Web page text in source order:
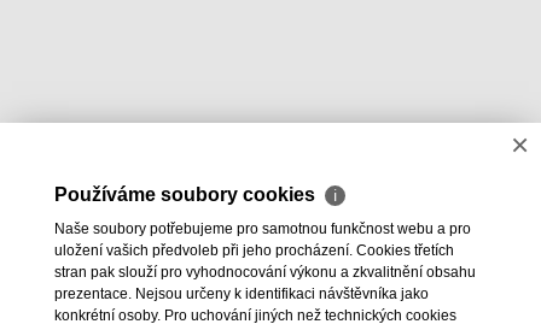
×
Používáme soubory cookies ℹ
Naše soubory potřebujeme pro samotnou funkčnost webu a pro
uložení vašich předvoleb při jeho procházení. Cookies třetích
stran pak slouží pro vyhodnocování výkonu a zkvalitnění obsahu
prezentace. Nejsou určeny k identifikaci návštěvníka jako
konkrétní osoby. Pro uchování jiných než technických cookies